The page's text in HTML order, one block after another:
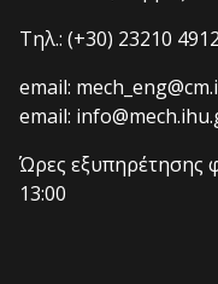
Τηλ.: (+30) 23210
email:
email:
Ώρες εξυπηρέτησης
13:00